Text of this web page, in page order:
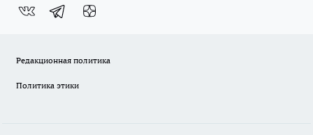
Редакционная политика
Политика этики